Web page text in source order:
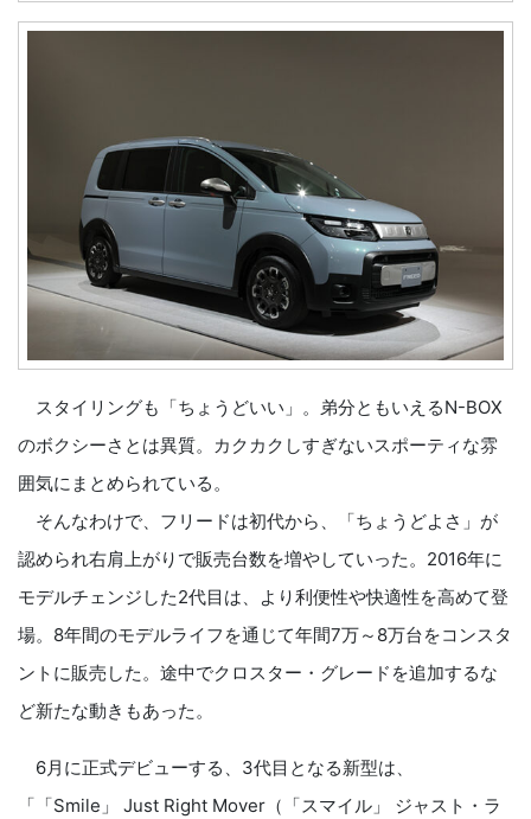
スタイリングも「ちょうどいい」。弟分ともいえるN-BOX
のボクシーさとは異質。カクカクしすぎないスポーティな雰
囲気にまとめられている。
そんなわけで、フリードは初代から、「ちょうどよさ」が
認められ右肩上がりで販売台数を増やしていった。2016年に
モデルチェンジした2代目は、より利便性や快適性を高めて登
場。8年間のモデルライフを通じて年間7万～8万台をコンスタ
ントに販売した。途中でクロスター・グレードを追加するな
ど新たな動きもあった。
6月に正式デビューする、3代目となる新型は、
「「Smile」 Just Right Mover（「スマイル」 ジャスト・ラ